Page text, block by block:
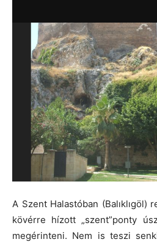
A Szent Halastóban (Balıklıgöl)
kövérre hízott „szent”ponty
megérinteni. Nem is teszi